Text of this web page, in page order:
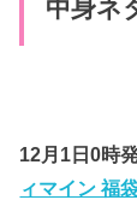
中身ネ
12月1日0時
ィマイン 福